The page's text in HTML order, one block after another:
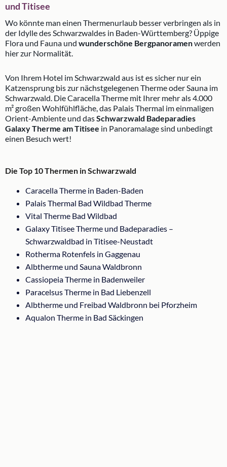
und Titisee
Wo könnte man einen Thermenurlaub besser verbringen als in
der Idylle des Schwarzwaldes in Baden-Württemberg? Üppige
Flora und Fauna und wunderschöne Bergpanoramenwerden
hier zur Normalität.
Von Ihrem Hotel im Schwarzwald aus ist es sicher nur ein
Katzensprung bis zur nächstgelegenen Therme oder Sauna im
Schwarzwald. Die Caracella Therme mit Ihrer mehr als 4.000
m² großen Wohlfühlfläche, das Palais Thermal im einmaligen
Orient-Ambiente und dasSchwarzwald Badeparadies
Galaxy Therme am Titisee in Panoramalage sind unbedingt
einen Besuch wert!
Die Top 10 Thermen in Schwarzwald
Caracella Therme in Baden-Baden
Palais Thermal Bad Wildbad Therme
Vital Therme Bad Wildbad
Galaxy Titisee Therme und Badeparadies –
Schwarzwaldbad in Titisee-Neustadt
Rotherma Rotenfels in Gaggenau
Albtherme und Sauna Waldbronn
Cassiopeia Therme in Badenweiler
Paracelsus Therme in Bad Liebenzell
Albtherme und Freibad Waldbronn bei Pforzheim
Aqualon Therme in Bad Säckingen